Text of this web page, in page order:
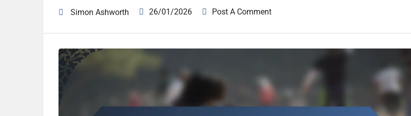
Simon Ashworth 26/01/2026 Post A Comment